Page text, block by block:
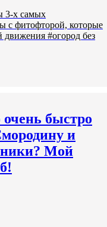
3-х самых
с фитофторой, которые
движения #огород без
быстро
и
Мой